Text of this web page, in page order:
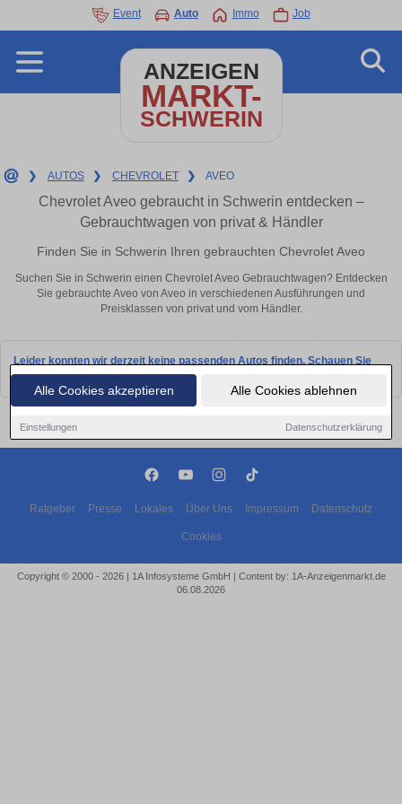
Alle Cookies akzeptieren Alle Cookies ablehnen
Einstellungen Datenschutzerklärung
Event Auto Immo Job
ANZEIGEN
MARKT-
SCHWERIN
❯ AUTOS ❯ CHEVROLET ❯ AVEO
Chevrolet Aveo gebraucht in Schwerin entdecken –
Gebrauchtwagen von privat & Händler
Finden Sie in Schwerin Ihren gebrauchten Chevrolet Aveo
Suchen Sie in Schwerin einen Chevrolet Aveo Gebrauchtwagen? Entdecken
Sie gebrauchte Aveo von Aveo in verschiedenen Ausführungen und
Preisklassen von privat und vom Händler.
Leider konnten wir derzeit keine passenden Autos finden. Schauen Sie
bald wieder vorbei!
Ratgeber Presse Lokales Über Uns Impressum Datenschutz
Cookies
Copyright © 2000 - 2026 | 1A Infosysteme GmbH | Content by: 1A-Anzeigenmarkt.de
06.08.2026